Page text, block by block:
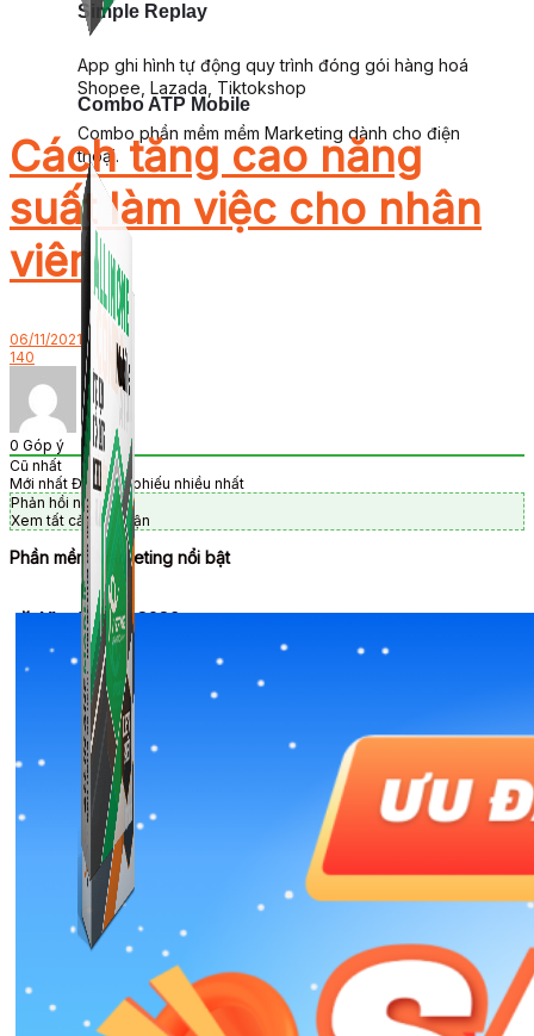
Combo ATP Mobile
Combo phần mềm mềm Marketing dành cho điện
thoại.
Combo ATP
Simple Replay
App ghi hình tự động quy trình đóng gói hàng hoá
Shopee, Lazada, Tiktokshop
Combo ATP Mobile
Cách tăng cao năng
suất làm việc cho nhân
viên
06/11/2021
140
0 Góp ý
Cũ nhất
Mới nhất Được bỏ phiếu nhiều nhất
Phản hồi nội tuyến
Xem tất cả bình luận
Phần mềm Marketing nổi bật
🎉 Ưu đãi Tết 2026